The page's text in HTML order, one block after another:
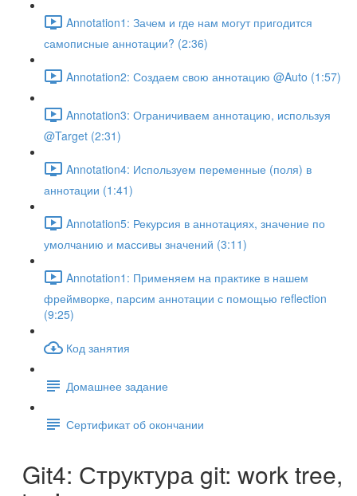
Annotation1: Зачем и где нам могут пригодится
самописные аннотации? (2:36)
Annotation2: Создаем свою аннотацию @Auto (1:57)
Annotation3: Ограничиваем аннотацию, используя
@Target (2:31)
Annotation4: Используем переменные (поля) в
аннотации (1:41)
Annotation5: Рекурсия в аннотациях, значение по
умолчанию и массивы значений (3:11)
Annotation1: Применяем на практике в нашем
фреймворке, парсим аннотации с помощью reflection
(9:25)
Код занятия
Домашнее задание
Сертификат об окончании
Git4: Структура git: work tree,